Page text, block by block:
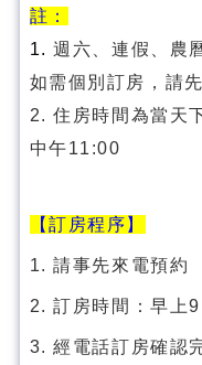
註：
1.週六、連假、農
如需個別訂房，請
2. 住房時間為當天
中午11:00
【訂房程序】
1. 請事先來電預約
2. 訂房時間：早上
3. 經電話訂房確認